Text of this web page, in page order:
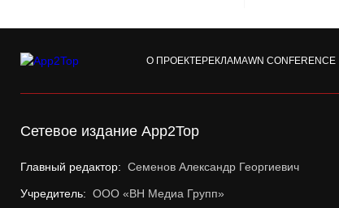
О ПРОЕКТЕРЕКЛАМАWN CONFERENCE
Сетевое издание App2Top
Главный редактор: Семенов Александр Георгиевич
Учредитель: ООО «ВН Медиа Групп»